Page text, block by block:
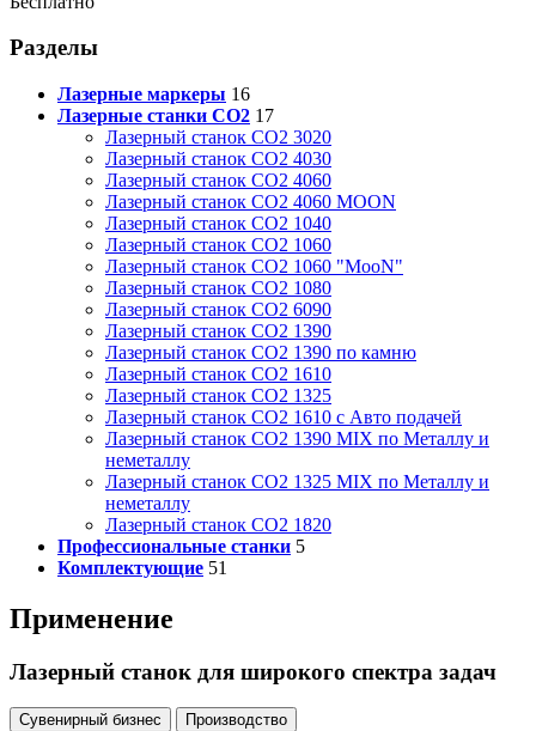
Разделы
Лазерные маркеры 16
Лазерные станки CO2 17
Лазерный станок СО2 3020
Лазерный станок СО2 4030
Лазерный станок СО2 4060
Лазерный станок СО2 4060 MOON
Лазерный станок СО2 1040
Лазерный станок СО2 1060
Лазерный станок СО2 1060 "MooN"
Лазерный станок СО2 1080
Лазерный станок СО2 6090
Лазерный станок СО2 1390
Лазерный станок СО2 1390 по камню
Лазерный станок СО2 1610
Лазерный станок СО2 1325
Лазерный станок СО2 1610 с Авто подачей
Лазерный станок СО2 1390 MIX по Металлу и
неметаллу
Лазерный станок СО2 1325 MIX по Металлу и
неметаллу
Лазерный станок СО2 1820
Профессиональные станки 5
Комплектующие 51
Применение
Лазерный станок для широкого спектра задач
Сувенирный бизнес Производство